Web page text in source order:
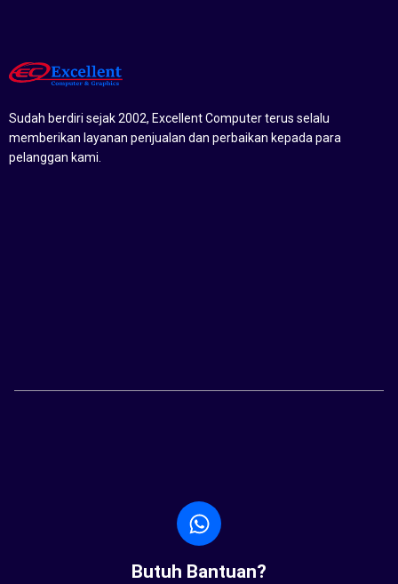
Sudah berdiri sejak 2002, Excellent Computer terus selalu
memberikan layanan penjualan dan perbaikan kepada para
pelanggan kami.
Butuh Bantuan?